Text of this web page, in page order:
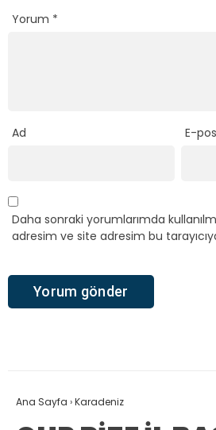
Yorum *
Ad E-
Daha sonraki yorumlarımda
adresim ve site adresim bu
Ana Sayfa ›Karadeniz